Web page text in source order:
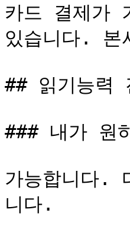
카드 결제가
있습니다. 본
## 읽기능력
### 내가 원
가능합니다.
니다.